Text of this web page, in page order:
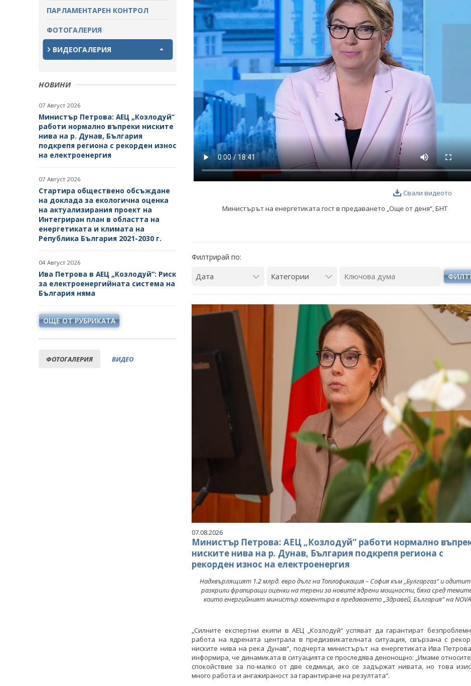
ЗАВЪРШИЛИ ПРОЦЕДУРИ ЗА
ОБЩЕСТВЕНО ОБСЪЖДАНЕ
ПАРЛАМЕНТАРЕН КОНТРОЛ
ФОТОГАЛЕРИЯ
ВИДЕОГАЛЕРИЯ
НОВИНИ
07 Август 2026
Министър Петрова: АЕЦ „Козлодуй“
работи нормално въпреки ниските
нива на р. Дунав, България
подкрепя региона с рекорден износ
на електроенергия
07 Август 2026
Стартира обществено обсъждане
на доклада за екологична оценка
на актуализирания проект на
Интегриран план в областта на
енергетиката и климата на
Република България 2021-2030 г.
04 Август 2026
Ива Петрова в АЕЦ „Козлодуй“: Риск
за електроенергийната система на
България няма
ОЩЕ ОТ РУБРИКАТА
ФОТОГАЛЕРИЯ ВИДЕО
Свали видеото
Министърът на енергетиката гост в предаването „Още от деня“, БНТ
Филтрирай по:
07.08.2026
Министър Петрова: АЕЦ „Козлодуй“ работи нормално
ниските нива на р. Дунав, България подкрепя региона с
рекорден износ на електроенергия
Надхвърлящият 1.2 млрд. евро дълг на Топлофикация – София към „Булгаргаз“ и
разкрили фрапиращи оценки на терени за новите ядрени мощности, бяха сред
които енергийният министър коментира в предаването „Здравей, България“ на NOVA
„Силните експертни екипи в АЕЦ „Козлодуй“ успяват да гарантират
работа на ядрената централа в предизвикателната ситуация, свързана с
ниските нива на река Дунав“, подчерта министърът на енергетиката Ива
информира, че динамиката в ситуацията се проследява денонощно: „Имаме
спокойствие за по-малко от две седмици, ако се задържат нивата, но това
много работа и ангажираност за гарантиране на резултата“.